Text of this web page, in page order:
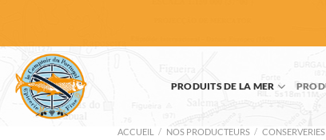
contenu
PRODUITS DE LA MER
ACCUEIL / NOS PRODUCTEURS / CONSERVERIES